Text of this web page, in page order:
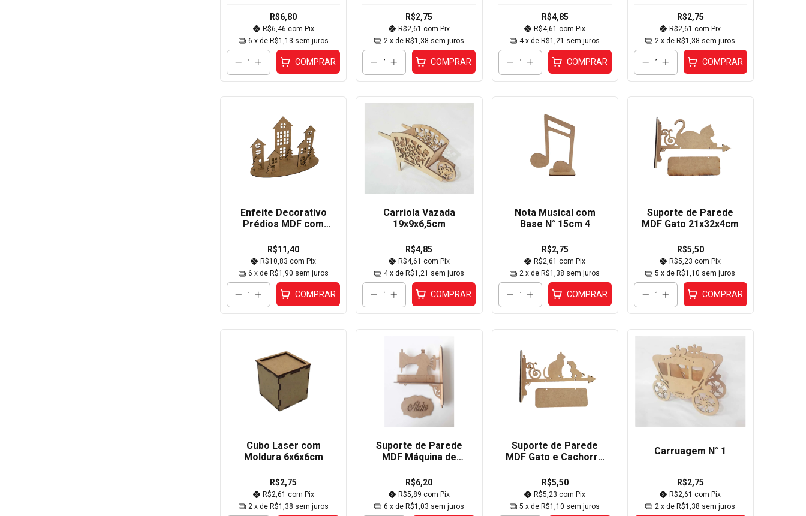
3
R$6,80
R$6,46 com Pix
6 x de R$1,13 sem juros
COMPRAR
R$2,75
R$2,61 com Pix
2 x de R$1,38 sem juros
COMPRAR
R$4,85
R$4,61com Pix
4 x de R$1,21 sem juros
COMPRAR
R$2,75
R$2,61com Pix
2 x de R$1,38 sem juros
COMPRAR
Enfeite Decorativo
Prédios MDF com
R$11,40
R$10,83com Pix
6 x de R$1,90 sem juros
COMPRAR
Carriola Vazada
19x9x6,5cm
R$4,85
R$4,61 com Pix
4 x de R$1,21 sem juros
COMPRAR
Nota Musical com
Base N° 15cm 4
R$2,75
R$2,61com Pix
2 x de R$1,38 sem juros
COMPRAR
Suporte de Parede
MDF Gato 21x32x4cm
R$5,50
R$5,23com Pix
5 x de R$1,10 sem juros
COMPRAR
Cubo Laser com
Moldura 6x6x6cm
R$2,75
R$2,61 com Pix
2 x de R$1,38 sem juros
Suporte de Parede
MDF Máquina de
28x20x4cm
R$6,20
R$5,89 com Pix
6 x de R$1,03 sem juros
Suporte de Parede
MDF Gato e Cachorro
R$5,50
R$5,23com Pix
5 x deR$1,10 sem juros
Carruagem N° 1
R$2,75
R$2,61com Pix
2 x deR$1,38 sem juros